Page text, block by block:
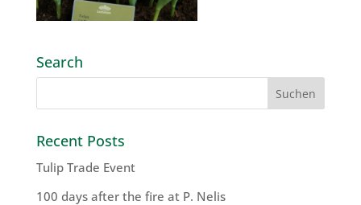
Search
Recent Posts
Tulip Trade Event
100 days after the fire at P. Nelis